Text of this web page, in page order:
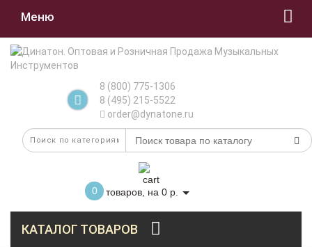
Меню
8 (800) 775-1306
8 (495) 215-5522
order@dynatone.ru
0 товаров, на 0 р.
КАТАЛОГ ТОВАРОВ